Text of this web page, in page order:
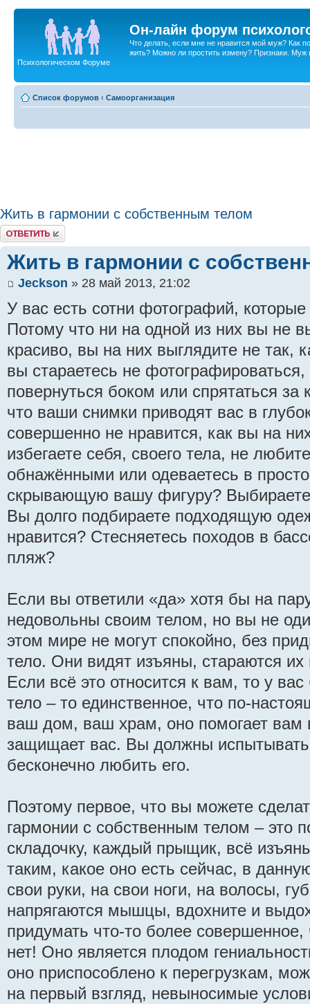
Он-лайн форум
Что делать, если мне не нравится мой муж? Как
жить? Можно ли простить измену? Признаки. Муж
Психологическом Форуме
Список форумов ‹ Самоорганизация
Жить в гармонии с собственным телом
Ответить
Жить в гармонии с
Jeckson » 28 май 2013, 21:02
У вас есть сотни фотографий,
Потому что ни на одной из них вы не
красиво, вы на них выглядите не так,
вы стараетесь не
повернуться боком или спрятаться
что ваши снимки приводят вас в
совершенно не нравится, как вы на
избегаете себя, своего тела, не
обнажёнными или одеваетесь в
скрывающую вашу фигуру?
Вы долго подбираете подходящую
нравится? Стесняетесь походов в
пляж?
Если вы ответили «да» хотя бы на
недовольны своим телом, но вы не
этом мире не могут спокойно, без
тело. Они видят изъяны, стараются
Если всё это относится к вам, то у
тело – то единственное, что по-
ваш дом, ваш храм, оно помогает вам
защищает вас. Вы должны испытывать
бесконечно любить его.
Поэтому первое, что вы можете
гармонии с собственным телом – это
складочку, каждый прыщик, всё
таким, какое оно есть сейчас, в
свои руки, на свои ноги, на волосы,
напрягаются мышцы, вдохните и
придумать что-то более
нет! Оно является плодом
оно приспособлено к перегрузкам,
на первый взгляд, невыносимые